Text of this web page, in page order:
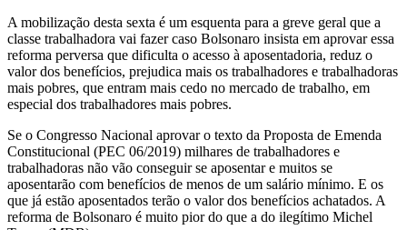
A mobilização desta sexta é um esquenta para a greve geral que a
classe trabalhadora vai fazer caso Bolsonaro insista em aprovar essa
reforma perversa que dificulta o acesso à aposentadoria, reduz o
valor dos benefícios, prejudica mais os trabalhadores e trabalhadoras
mais pobres, que entram mais cedo no mercado de trabalho, em
especial dos trabalhadores mais pobres.
Se o Congresso Nacional aprovar o texto da Proposta de Emenda
Constitucional (PEC 06/2019) milhares de trabalhadores e
trabalhadoras não vão conseguir se aposentar e muitos se
aposentarão com benefícios de menos de um salário mínimo. E os
que já estão aposentados terão o valor dos benefícios achatados. A
reforma de Bolsonaro é muito pior do que a do ilegítimo Michel